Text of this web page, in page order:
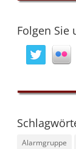
Folgen Sie
Alarmgruppe